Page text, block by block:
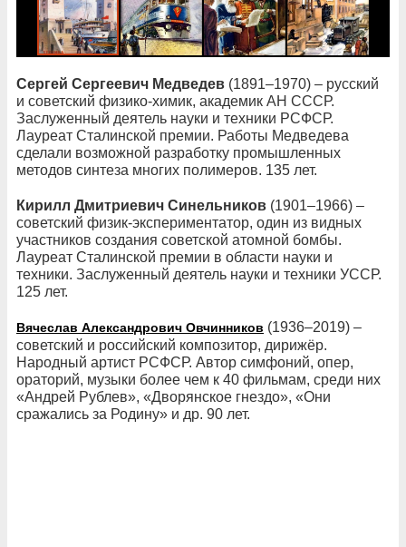
Сергей Сергеевич Медведев (1891–1970) – русский
и советский физико-химик, академик АН СССР.
Заслуженный деятель науки и техники РСФСР.
Лауреат Сталинской премии. Работы Медведева
сделали возможной разработку промышленных
методов синтеза многих полимеров. 135 лет.
Кирилл Дмитриевич Синельников (1901–1966) –
советский физик-экспериментатор, один из видных
участников создания советской атомной бомбы.
Лауреат Сталинской премии в области науки и
техники. Заслуженный деятель науки и техники УССР.
125 лет.
Вячеслав Александрович Овчинников (1936–2019) –
советский и российский композитор, дирижёр.
Народный артист РСФСР. Автор симфоний, опер,
ораторий, музыки более чем к 40 фильмам, среди них
«Андрей Рублев», «Дворянское гнездо», «Они
сражались за Родину» и др. 90 лет.